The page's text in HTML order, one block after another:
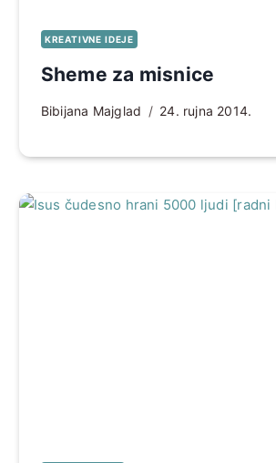
KREATIVNE IDEJE
Sheme za misnice
Bibijana Majglad 24. rujna 2014.